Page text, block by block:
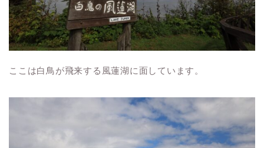
ここは白鳥が飛来する風蓮湖に面しています。